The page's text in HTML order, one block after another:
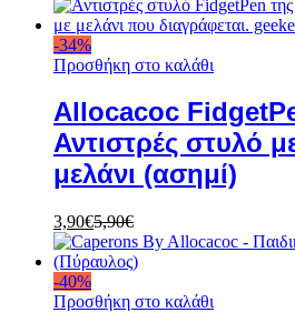
-34%
Προσθήκη στο καλάθι
Allocacoc
Αντιστρές στυλό
μελάνι (ασημί)
3,90€5,90€
-40%
Προσθήκη στο καλάθι